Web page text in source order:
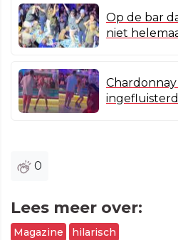
Op de bar
niet
Chardonnay
0
Lees meer over:
Magazine hilarisch